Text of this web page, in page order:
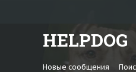
HELPDOG
Новые сообщения